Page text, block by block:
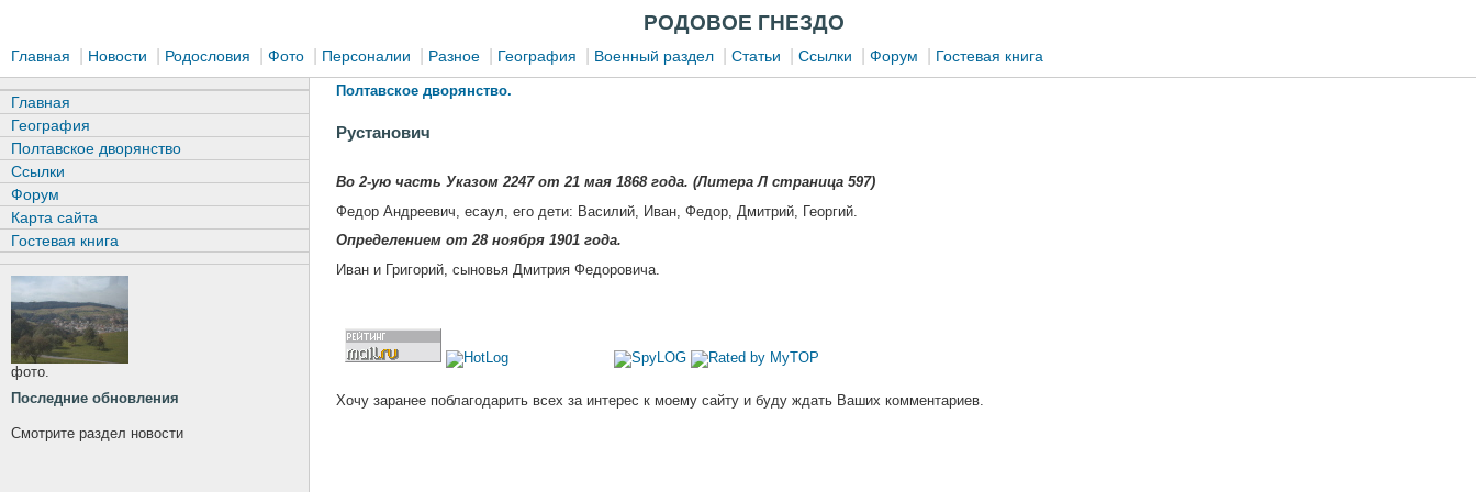
РОДОВОЕ ГНЕЗДО
Главная Новости Родословия Фото Персоналии Разное География Военный раздел Статьи Ссылки Форум Гостевая книга
Полтавское дворянство.
Рустанович
Во 2-ую часть Указом 2247 от 21 мая 1868 года. (Литера Л страница 597)
Федор Андреевич, есаул, его дети: Василий, Иван, Федор, Дмитрий, Георгий.
Определением от 28 ноября 1901 года.
Иван и Григорий, сыновья Дмитрия Федоровича.
Хочу заранее поблагодарить всех за интерес к моему сайту и буду ждать Ваших комментариев.
Главная
География
Полтавское дворянство
Ссылки
Форум
Карта сайта
Гостевая книга
фото.
Последние обновления
Смотрите раздел новости